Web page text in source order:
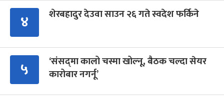
४ शेरबहादुर देउवा साउन २६ गते स्वदेश फर्किने
५
‘संसद्‍मा कालो चस्मा खोल्नू, बैठक चल्दा सेयर
कारोबार नगर्नू’